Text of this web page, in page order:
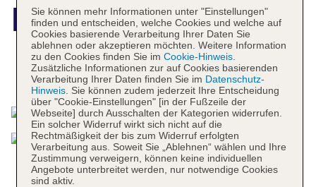
Resort Area
Das bietet Ihre Unterkunft
Sie können mehr Informationen unter "Einstellungen"
finden und entscheiden, welche Cookies und welche auf
Cookies basierende Verarbeitung Ihrer Daten Sie
ablehnen oder akzeptieren möchten. Weitere Information
zu den Cookies finden Sie im Cookie-Hinweis.
Zusätzliche Informationen zur auf Cookies basierenden
Verarbeitung Ihrer Daten finden Sie im Datenschutz-
Hinweis. Sie können zudem jederzeit Ihre Entscheidung
über "Cookie-Einstellungen" [in der Fußzeile der
Webseite] durch Ausschalten der Kategorien widerrufen.
Ein solcher Widerruf wirkt sich nicht auf die
Rechtmäßigkeit der bis zum Widerruf erfolgten
Verarbeitung aus. Soweit Sie „Ablehnen“ wählen und Ihre
Zustimmung verweigern, können keine individuellen
Angebote unterbreitet werden, nur notwendige Cookies
sind aktiv.